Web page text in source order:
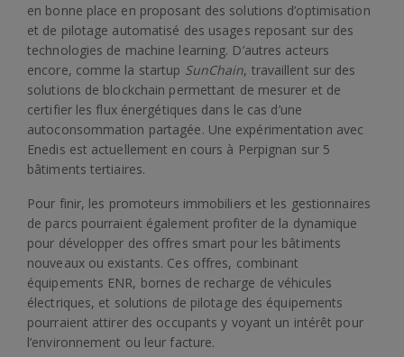
en bonne place en proposant des solutions d’optimisation
et de pilotage automatisé des usages reposant sur des
technologies de machine learning. D’autres acteurs
encore, comme la startup SunChain, travaillent sur des
solutions de blockchain permettant de mesurer et de
certifier les flux énergétiques dans le cas d’une
autoconsommation partagée. Une expérimentation avec
Enedis est actuellement en cours à Perpignan sur 5
bâtiments tertiaires.
Pour finir, les promoteurs immobiliers et les gestionnaires
de parcs pourraient également profiter de la dynamique
pour développer des offres smart pour les bâtiments
nouveaux ou existants. Ces offres, combinant
équipements ENR, bornes de recharge de véhicules
électriques, et solutions de pilotage des équipements
pourraient attirer des occupants y voyant un intérêt pour
l’environnement ou leur facture.